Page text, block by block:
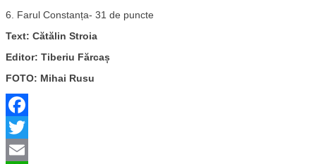
6. Farul Constanța- 31 de puncte
Text: Cătălin Stroia
Editor: Tiberiu Fărcaș
FOTO: Mihai Rusu
Facebook
Twitter